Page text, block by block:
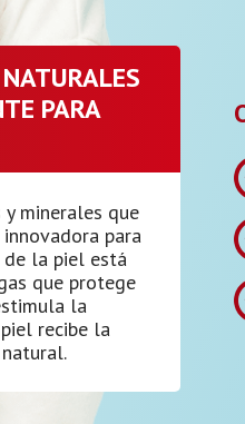
PARA
minerales que
para
la piel está
que protege
la
recibe la